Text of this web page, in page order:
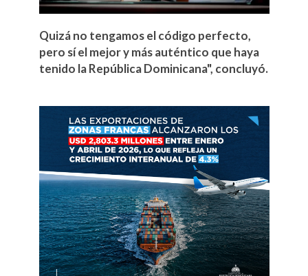
Quizá no tengamos el código perfecto,
pero sí el mejor y más auténtico que haya
tenido la República Dominicana", concluyó.